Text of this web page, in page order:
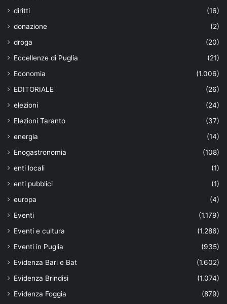
diritti
(16)
donazione
(2)
droga
(20)
Eccellenze di Puglia
(21)
Economia
(1.006)
EDITORIALE
(26)
elezioni
(24)
Elezioni Taranto
(37)
energia
(14)
Enogastronomia
(108)
enti locali
(1)
enti pubblici
(1)
europa
(4)
Eventi
(1.179)
Eventi e cultura
(1.286)
Eventi in Puglia
(935)
Evidenza Bari e Bat
(1.602)
Evidenza Brindisi
(1.074)
Evidenza Foggia
(879)